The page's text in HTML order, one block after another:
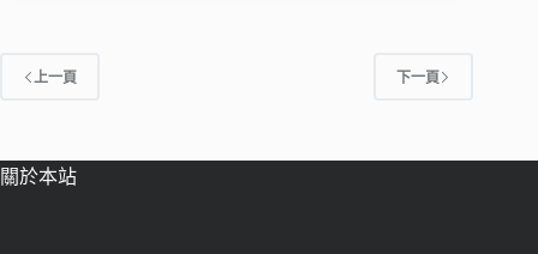
上一頁 下一頁
關於本站